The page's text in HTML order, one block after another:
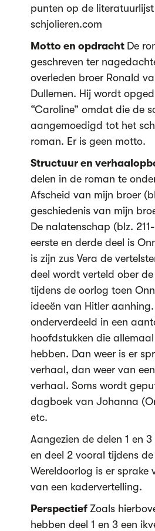
punten op de
schjolieren.com
Motto en opdracht De
geschreven ter
overleden broer Ronald
Dullemen. Hij wordt
“Caroline” omdat die de
aangemoedigd tot het
roman. Er is geen motto.
Structuur en
delen in de roman te
Afscheid van mijn broer
geschiedenis van mijn
De nalatenschap (blz.
eerste en derde deel is
is zijn zus Vera de
deel wordt verteld ober
tijdens de oorlog toen
ideeën van Hitler
onderverdeeld in een
hoofdstukken die allemaal
hebben. Dan weer is er
verhaal, dan weer van
verhaal. Soms wordt
dagboek van Johanna
etc.
Aangezien de delen 1 en
en deel 2 vooral tijdens de
Wereldoorlog is er sprake
van een kadervertelling.
Perspectief Zoals
hebben deel 1 en 3 een